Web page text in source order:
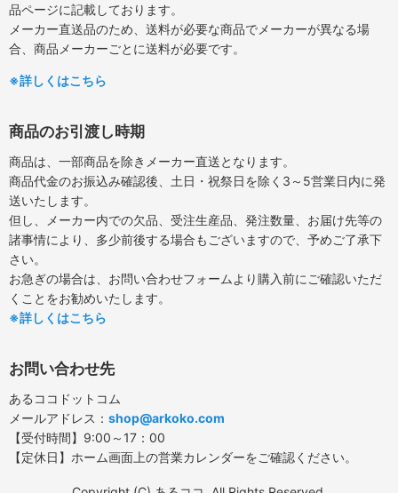
品ページに記載しております。
メーカー直送品のため、送料が必要な商品でメーカーが異なる場
合、商品メーカーごとに送料が必要です。
※詳しくはこちら
商品のお引渡し時期
商品は、一部商品を除きメーカー直送となります。
商品代金のお振込み確認後、土日・祝祭日を除く3～5営業日内に発
送いたします。
但し、メーカー内での欠品、受注生産品、発注数量、お届け先等の
諸事情により、多少前後する場合もございますので、予めご了承下
さい。
お急ぎの場合は、お問い合わせフォームより購入前にご確認いただ
くことをお勧めいたします。
※詳しくはこちら
お問い合わせ先
あるココドットコム
メールアドレス： shop@arkoko.com
【受付時間】9:00～17：00
【定休日】ホーム画面上の営業カレンダーをご確認ください。